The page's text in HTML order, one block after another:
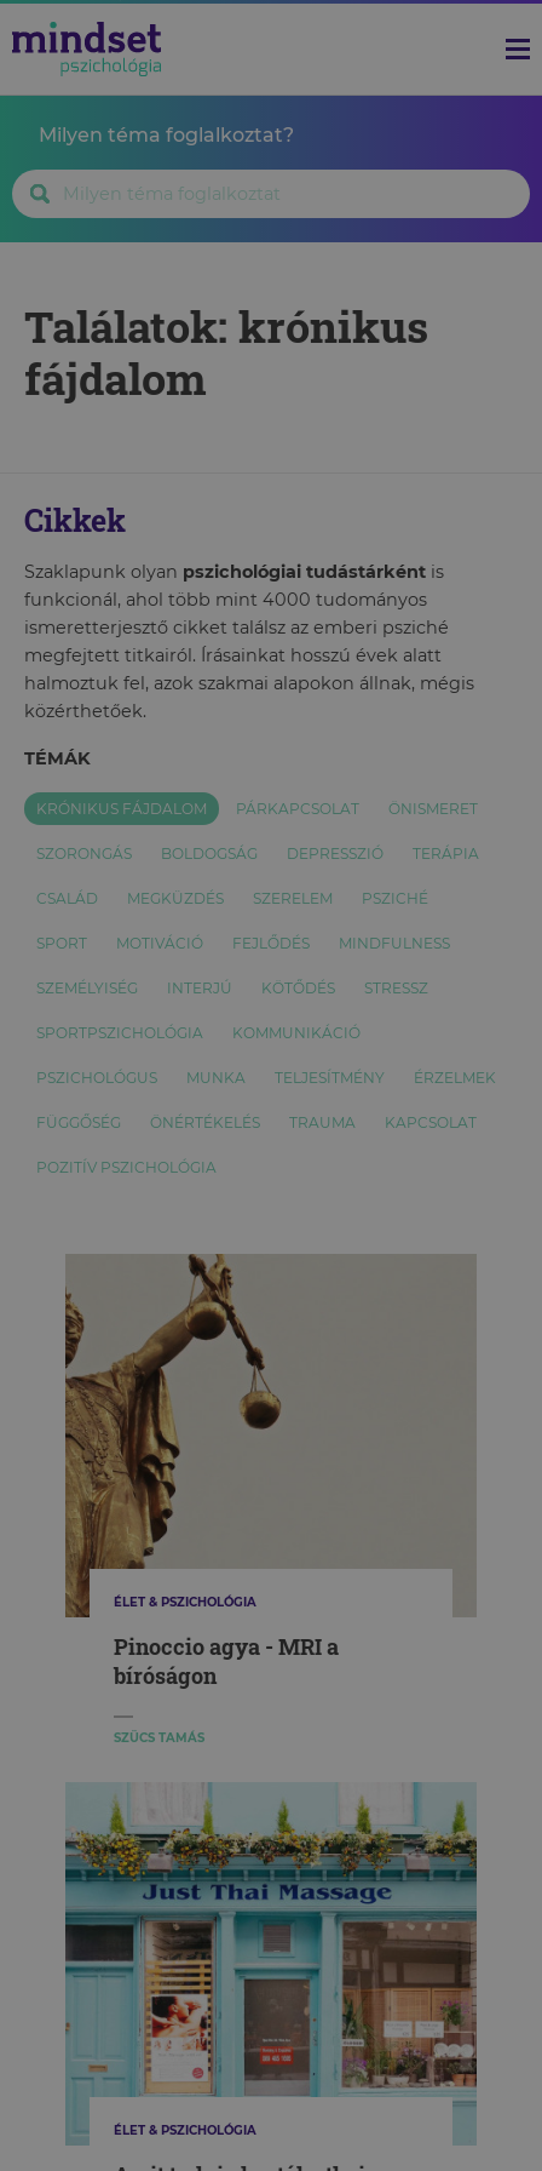
Milyen téma foglalkoztat?
Találatok: krónikus
fájdalom
Cikkek
Szaklapunk olyan pszichológiai tudástárként is
funkcionál, ahol több mint 4000 tudományos
ismeretterjesztő cikket találsz az emberi psziché
megfejtett titkairól. Írásainkat hosszú évek alatt
halmoztuk fel, azok szakmai alapokon állnak, mégis
közérthetőek.
TÉMÁK
KRÓNIKUS FÁJDALOM PÁRKAPCSOLAT ÖNISMERET
SZORONGÁS BOLDOGSÁG DEPRESSZIÓ TERÁPIA
CSALÁD MEGKÜZDÉS SZERELEM PSZICHÉ
SPORT MOTIVÁCIÓ FEJLŐDÉS MINDFULNESS
SZEMÉLYISÉG INTERJÚ KÖTŐDÉS STRESSZ
SPORTPSZICHOLÓGIA KOMMUNIKÁCIÓ
PSZICHOLÓGUS MUNKA TELJESÍTMÉNY ÉRZELMEK
FÜGGŐSÉG ÖNÉRTÉKELÉS TRAUMA KAPCSOLAT
POZITÍV PSZICHOLÓGIA
ÉLET & PSZICHOLÓGIA
Pinoccio agya - MRI a
bíróságon
SZÜCS TAMÁS
ÉLET & PSZICHOLÓGIA